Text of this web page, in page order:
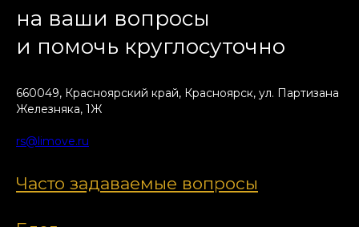
на ваши вопросы
и помочь круглосуточно
660049, Красноярский край, Красноярск, ул. Партизана
Железняка, 1Ж
rs@limove.ru
Часто задаваемые вопросы